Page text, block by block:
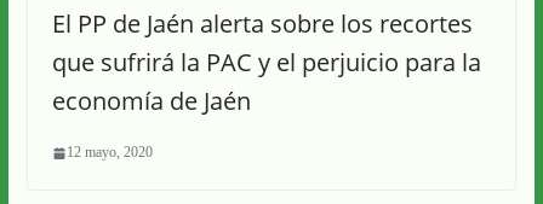
El PP de Jaén alerta sobre los recortes
que sufrirá la PAC y el perjuicio para la
economía de Jaén
12 mayo, 2020